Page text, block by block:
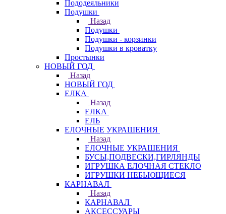
Пододеяльники
Подушки
Назад
Подушки
Подушки - корзинки
Подушки в кроватку
Простынки
НОВЫЙ ГОД
Назад
НОВЫЙ ГОД
ЕЛКА
Назад
ЕЛКА
ЕЛЬ
ЕЛОЧНЫЕ УКРАШЕНИЯ
Назад
ЕЛОЧНЫЕ УКРАШЕНИЯ
БУСЫ,ПОДВЕСКИ,ГИРЛЯНДЫ
ИГРУШКА ЕЛОЧНАЯ СТЕКЛО
ИГРУШКИ НЕБЬЮЩИЕСЯ
КАРНАВАЛ
Назад
КАРНАВАЛ
АКСЕССУАРЫ